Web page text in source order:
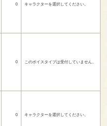
0 キャラクターを選択してください。
0 このボイスタイプは受付していません。
0 キャラクターを選択してください。